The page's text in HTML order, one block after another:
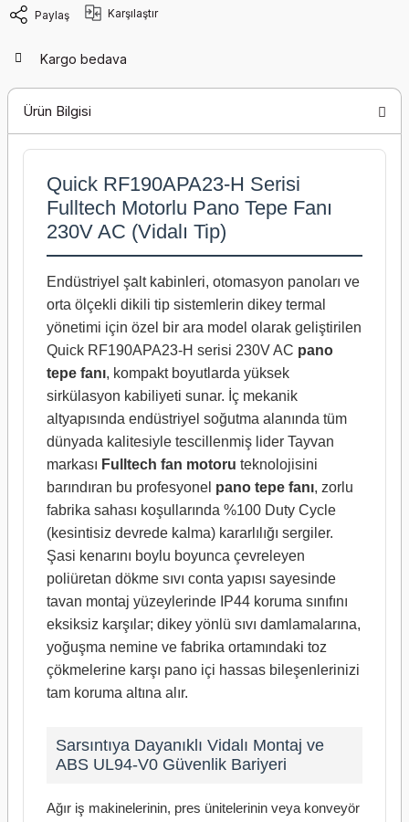
Paylaş Karşılaştır
Kargo bedava
Ürün Bilgisi
Quick RF190APA23-H Serisi
Fulltech Motorlu Pano Tepe Fanı
230V AC (Vidalı Tip)
Endüstriyel şalt kabinleri, otomasyon panoları ve
orta ölçekli dikili tip sistemlerin dikey termal
yönetimi için özel bir ara model olarak geliştirilen
Quick RF190APA23-H serisi 230V AC pano
tepe fanı, kompakt boyutlarda yüksek
sirkülasyon kabiliyeti sunar. İç mekanik
altyapısında endüstriyel soğutma alanında tüm
dünyada kalitesiyle tescillenmiş lider Tayvan
markası Fulltech fan motoru teknolojisini
barındıran bu profesyonel pano tepe fanı, zorlu
fabrika sahası koşullarında %100 Duty Cycle
(kesintisiz devrede kalma) kararlılığı sergiler.
Şasi kenarını boylu boyunca çevreleyen
poliüretan dökme sıvı conta yapısı sayesinde
tavan montaj yüzeylerinde IP44 koruma sınıfını
eksiksiz karşılar; dikey yönlü sıvı damlamalarına,
yoğuşma nemine ve fabrika ortamındaki toz
çökmelerine karşı pano içi hassas bileşenlerinizi
tam koruma altına alır.
Sarsıntıya Dayanıklı Vidalı Montaj ve
ABS UL94-V0 Güvenlik Bariyeri
Ağır iş makinelerinin, pres ünitelerinin veya konveyör